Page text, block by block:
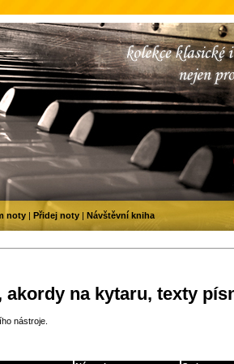
akordy na kytaru, texty
nástroje.
noty | Přidej noty | Návštěvní kniha